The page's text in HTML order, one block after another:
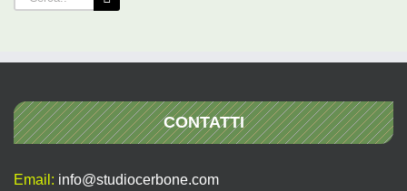
per:
CONTATTI
Email: info@studiocerbone.com